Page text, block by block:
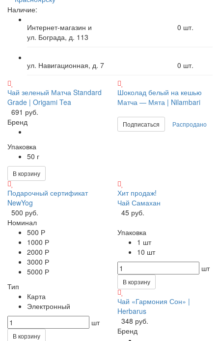
Наличие:
Интернет-магазин и
ул. Бограда, д. 113
0 шт.
ул. Навигационная, д. 7 0 шт.
Чай зеленый Матча Standard
Grade | Origami Tea
691 руб.
Бренд
Упаковка
50 г
В корзину
Шоколад белый на кешью
Матча — Мята | Nilambari
Подписаться Распродано
Подарочный сертификат
NewYog
500 руб.
Номинал
500 Р
1000 Р
2000 Р
3000 Р
5000 Р
Тип
Карта
Электронный
шт
В корзину
Хит продаж!
Чай Самахан
45 руб.
Упаковка
1 шт
10 шт
шт
В корзину
Чай «Гармония Сон» |
Herbarus
348 руб.
Бренд